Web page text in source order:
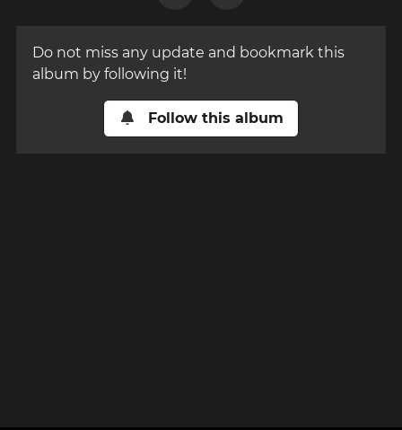
Do not miss any update and bookmark this
album by following it!
Follow this album